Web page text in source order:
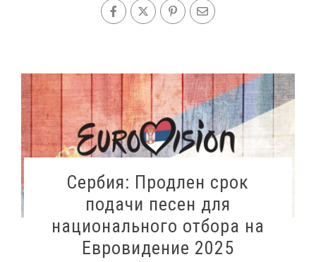
Сербия: Продлен срок
подачи песен для
национального отбора на
Евровидение 2025